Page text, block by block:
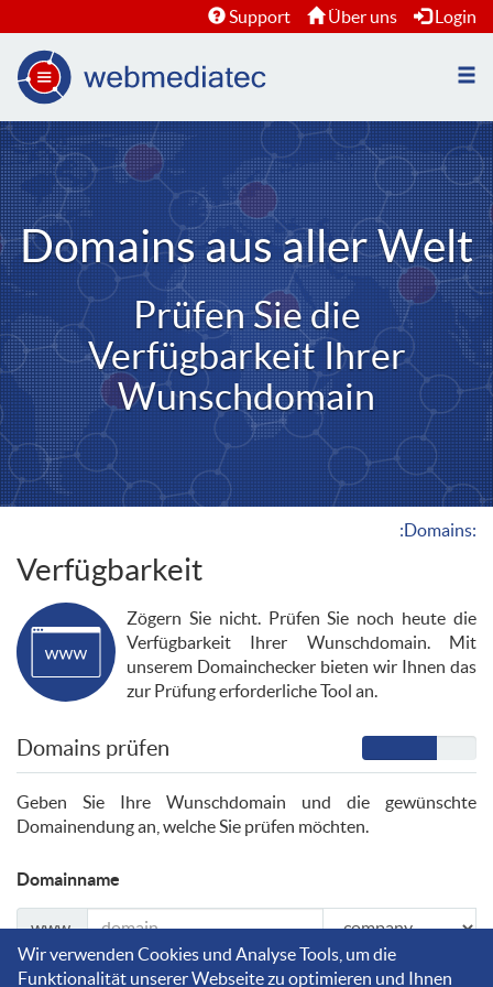
Support Über uns Login
Domains aus aller Welt
Prüfen Sie die
Verfügbarkeit Ihrer
Wunschdomain
:Domains:
Verfügbarkeit
Zögern Sie nicht. Prüfen Sie noch heute die
Verfügbarkeit Ihrer Wunschdomain. Mit
unserem Domainchecker bieten wir Ihnen das
zur Prüfung erforderliche Tool an.
Domains prüfen
Geben Sie Ihre Wunschdomain und die gewünschte
Domainendung an, welche Sie prüfen möchten.
Domainname
www.
Wir verwenden Cookies und Analyse Tools, um die
Funktionalität unserer Webseite zu optimieren und Ihnen